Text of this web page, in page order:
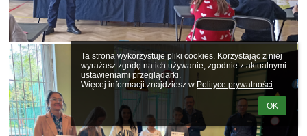
Ta strona wykorzystuje pliki cookies. Korzystając z niej
wyrażasz zgodę na ich używanie, zgodnie z aktualnymi
ustawieniami przeglądarki.
Więcej informacji znajdziesz w Polityce prywatności.
OK